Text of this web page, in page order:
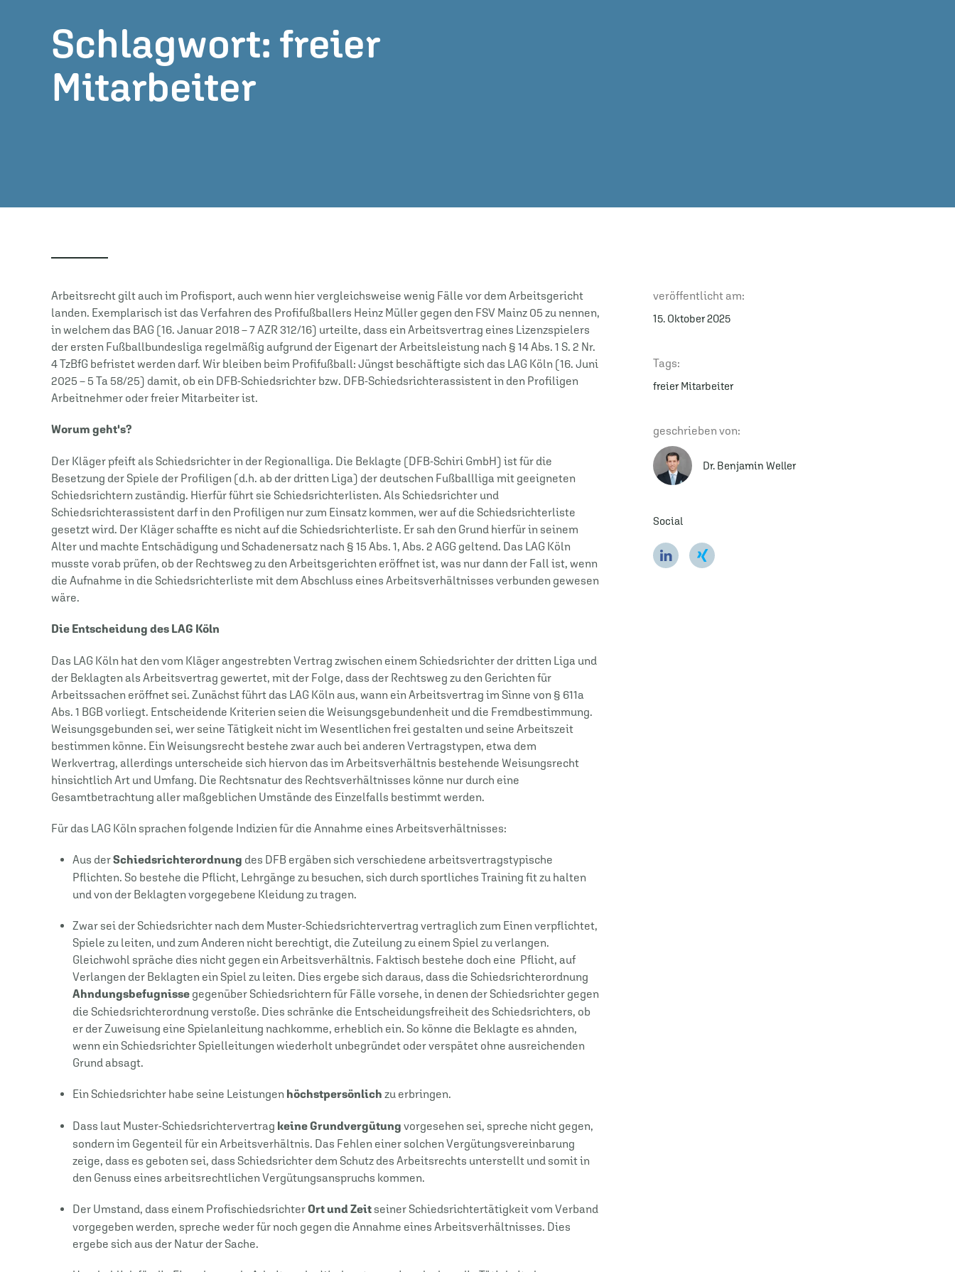
Schlagwort: freier
Mitarbeiter
Arbeitsrecht gilt auch im Profisport, auch wenn hier vergleichsweise wenig Fälle vor dem Arbeitsgericht
landen. Exemplarisch ist das Verfahren des Profifußballers Heinz Müller gegen den FSV Mainz 05 zu nennen,
in welchem das BAG (16. Januar 2018 – 7 AZR 312/16) urteilte, dass ein Arbeitsvertrag eines Lizenzspielers
der ersten Fußballbundesliga regelmäßig aufgrund der Eigenart der Arbeitsleistung nach § 14 Abs. 1 S. 2 Nr.
4 TzBfG befristet werden darf. Wir bleiben beim Profifußball: Jüngst beschäftigte sich das LAG Köln (16. Juni
2025 – 5 Ta 58/25) damit, ob ein DFB-Schiedsrichter bzw. DFB-Schiedsrichterassistent in den Profiligen
Arbeitnehmer oder freier Mitarbeiter ist.
Worum geht's?
Der Kläger pfeift als Schiedsrichter in der Regionalliga. Die Beklagte (DFB-Schiri GmbH) ist für die
Besetzung der Spiele der Profiligen (d.h. ab der dritten Liga) der deutschen Fußballliga mit geeigneten
Schiedsrichtern zuständig. Hierfür führt sie Schiedsrichterlisten. Als Schiedsrichter und
Schiedsrichterassistent darf in den Profiligen nur zum Einsatz kommen, wer auf die Schiedsrichterliste
gesetzt wird. Der Kläger schaffte es nicht auf die Schiedsrichterliste. Er sah den Grund hierfür in seinem
Alter und machte Entschädigung und Schadenersatz nach § 15 Abs. 1, Abs. 2 AGG geltend. Das LAG Köln
musste vorab prüfen, ob der Rechtsweg zu den Arbeitsgerichten eröffnet ist, was nur dann der Fall ist, wenn
die Aufnahme in die Schiedsrichterliste mit dem Abschluss eines Arbeitsverhältnisses verbunden gewesen
wäre.
Die Entscheidung des LAG Köln
Das LAG Köln hat den vom Kläger angestrebten Vertrag zwischen einem Schiedsrichter der dritten Liga und
der Beklagten als Arbeitsvertrag gewertet, mit der Folge, dass der Rechtsweg zu den Gerichten für
Arbeitssachen eröffnet sei. Zunächst führt das LAG Köln aus, wann ein Arbeitsvertrag im Sinne von § 611a
Abs. 1 BGB vorliegt. Entscheidende Kriterien seien die Weisungsgebundenheit und die Fremdbestimmung.
Weisungsgebunden sei, wer seine Tätigkeit nicht im Wesentlichen frei gestalten und seine Arbeitszeit
bestimmen könne. Ein Weisungsrecht bestehe zwar auch bei anderen Vertragstypen, etwa dem
Werkvertrag, allerdings unterscheide sich hiervon das im Arbeitsverhältnis bestehende Weisungsrecht
hinsichtlich Art und Umfang. Die Rechtsnatur des Rechtsverhältnisses könne nur durch eine
Gesamtbetrachtung aller maßgeblichen Umstände des Einzelfalls bestimmt werden.
Für das LAG Köln sprachen folgende Indizien für die Annahme eines Arbeitsverhältnisses:
Aus derSchiedsrichterordnung des DFB ergäben sich verschiedene arbeitsvertragstypische
Pflichten. So bestehe die Pflicht, Lehrgänge zu besuchen, sich durch sportliches Training fit zu halten
und von der Beklagten vorgegebene Kleidung zu tragen.
Zwar sei der Schiedsrichter nach dem Muster-Schiedsrichtervertrag vertraglich zum Einen verpflichtet,
Spiele zu leiten, und zum Anderen nicht berechtigt, die Zuteilung zu einem Spiel zu verlangen.
Gleichwohl spräche dies nicht gegen ein Arbeitsverhältnis. Faktisch bestehe doch eine Pflicht, auf
Verlangen der Beklagten ein Spiel zu leiten. Dies ergebe sich daraus, dass die Schiedsrichterordnung
Ahndungsbefugnisse gegenüber Schiedsrichtern für Fälle vorsehe, in denen der Schiedsrichter gegen
die Schiedsrichterordnung verstoße. Dies schränke die Entscheidungsfreiheit des Schiedsrichters, ob
er der Zuweisung eine Spielanleitung nachkomme, erheblich ein. So könne die Beklagte es ahnden,
wenn ein Schiedsrichter Spielleitungen wiederholt unbegründet oder verspätet ohne ausreichenden
Grund absagt.
Ein Schiedsrichter habe seine Leistungen höchstpersönlich zu erbringen.
Dass laut Muster-Schiedsrichtervertrag keine Grundvergütung vorgesehen sei, spreche nicht gegen,
sondern im Gegenteil für ein Arbeitsverhältnis. Das Fehlen einer solchen Vergütungsvereinbarung
zeige, dass es geboten sei, dass Schiedsrichter dem Schutz des Arbeitsrechts unterstellt und somit in
den Genuss eines arbeitsrechtlichen Vergütungsanspruchs kommen.
Der Umstand, dass einem ProfischiedsrichterOrt und Zeit seiner Schiedsrichtertätigkeit vom Verband
vorgegeben werden, spreche weder für noch gegen die Annahme eines Arbeitsverhältnisses. Dies
ergebe sich aus der Natur der Sache.
veröffentlicht am:
15. Oktober 2025
Tags:
freier Mitarbeiter
geschrieben von:
Dr. Benjamin Weller
Social